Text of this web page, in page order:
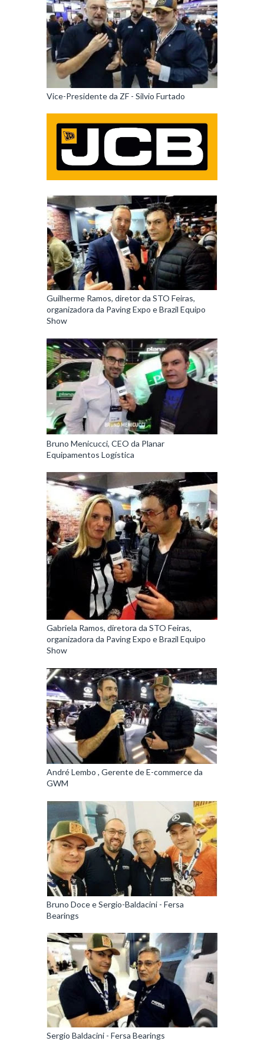
Vice-Presidente da ZF - Silvio Furtado
Guilherme Ramos, diretor da STO Feiras,
organizadora da Paving Expo e Brazil Equipo
Show
Bruno Menicucci, CEO da Planar
Equipamentos Logística
Gabriela Ramos, diretora da STO Feiras,
organizadora da Paving Expo e Brazil Equipo
Show
André Lembo , Gerente de E-commerce da
GWM
Bruno Doce e Sergio-Baldacini - Fersa
Bearings
Sergio Baldacini - Fersa Bearings